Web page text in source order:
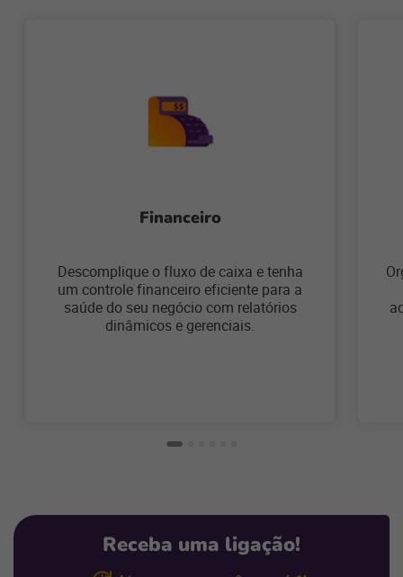
Financeiro
Descomplique o fluxo de caixa e tenha
um controle financeiro eficiente para a
saúde do seu negócio com relatórios
dinâmicos e gerenciais.
Receba uma ligação!